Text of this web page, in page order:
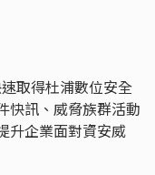
取得杜浦數位安全
快訊、威脅族群活動
升企業面對資安威